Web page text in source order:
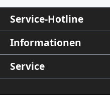
Service-Hotline
Informationen
Service